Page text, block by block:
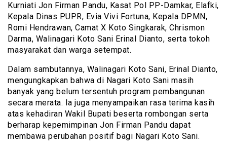
Kurniati Jon Firman Pandu, Kasat Pol PP-Damkar, Elafki,
Kepala Dinas PUPR, Evia Vivi Fortuna, Kepala DPMN,
Romi Hendrawan, Camat X Koto Singkarak, Chrismon
Darma, Walinagari Koto Sani Erinal Dianto, serta tokoh
masyarakat dan warga setempat.
Dalam sambutannya, Walinagari Koto Sani, Erinal Dianto,
mengungkapkan bahwa di Nagari Koto Sani masih
banyak yang belum tersentuh program pembangunan
secara merata. Ia juga menyampaikan rasa terima kasih
atas kehadiran Wakil Bupati beserta rombongan serta
berharap kepemimpinan Jon Firman Pandu dapat
membawa perubahan positif bagi Nagari Koto Sani.